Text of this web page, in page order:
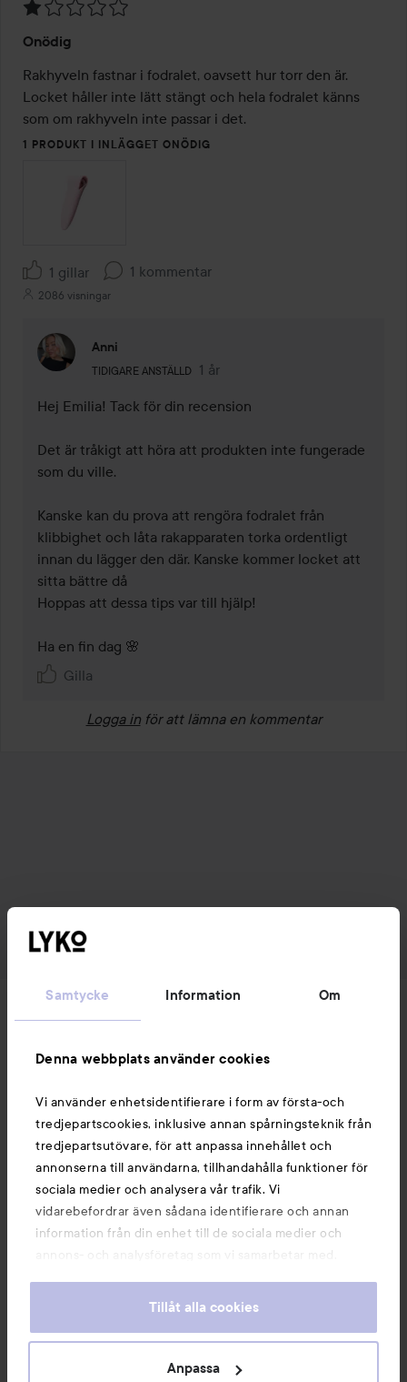
Samtycke Information Om
Denna webbplats använder cookies
Vi använder enhetsidentifierare i form av första-och
tredjepartscookies, inklusive annan spårningsteknik från
tredjepartsutövare, för att anpassa innehållet och
annonserna till användarna, tillhandahålla funktioner för
sociala medier och analysera vår trafik. Vi
vidarebefordrar även sådana identifierare och annan
information från din enhet till de sociala medier och
annons- och analysföretag som vi samarbetar med.
information som du har tillhandahållit eller som de har
våra cookies vid fortsatt användande av vår webbplats.
För information om hur du kan ändra inställningarna för
Tillåt alla cookies
Anpassa
1
av
5
Onödig
Rakhyveln fastnar i fodralet, oavsett hur torr den är.
Locket håller inte lätt stängt och hela fodralet känns
som om rakhyveln inte passar i det.
1 PRODUKT I INLÄGGET ONÖDIG
1 gillar 1 kommentar
2086 visningar
Anni
TIDIGARE ANSTÄLLD
Användarens roll: Tidigare anställd.
1 år
Kommentaren lades 1 år
Hej Emilia! Tack för din recension
Det är tråkigt att höra att produkten inte fungerade
som du ville.
Kanske kan du prova att rengöra fodralet från
klibbighet och låta rakapparaten torka ordentligt
innan du lägger den där. Kanske kommer locket att
sitta bättre då
Hoppas att dessa tips var till hjälp!
Ha en fin dag 🌸
Gilla
Logga in för att lämna en kommentar
Kundservice
Information